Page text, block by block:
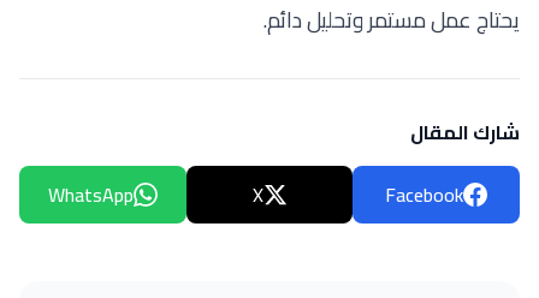
يحتاج عمل مستمر وتحليل دائم.
شارك المقال
Facebook
X
WhatsApp